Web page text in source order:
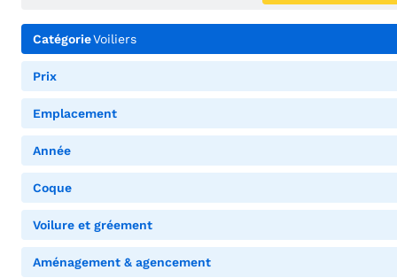
CatégorieVoiliers
Prix
Emplacement
Année
Coque
Voilure et gréement
Aménagement & agencement